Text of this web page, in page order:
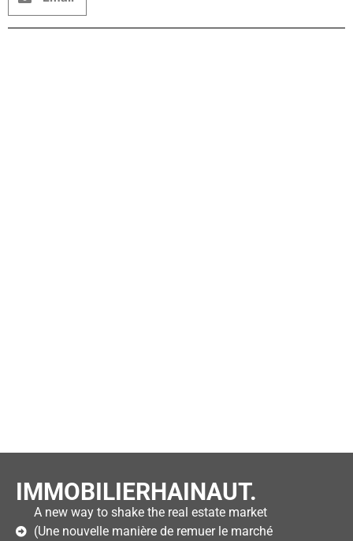
IMMOBILIERHAINAUT.
A new way to shake the real estate market
(Une nouvelle manière de remuer le marché